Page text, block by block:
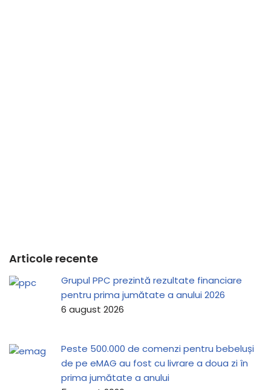
Articole recente
Grupul PPC prezintă rezultate financiare
pentru prima jumătate a anului 2026
6 august 2026
Peste 500.000 de comenzi pentru bebeluși
de pe eMAG au fost cu livrare a doua zi în
prima jumătate a anului